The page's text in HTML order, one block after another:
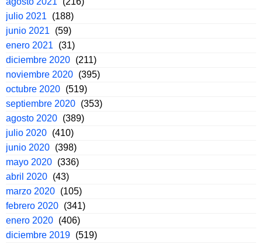
julio 2021
(188)
junio 2021
(59)
enero 2021
(31)
diciembre 2020 (211)
noviembre 2020 (395)
octubre 2020 (519)
septiembre 2020 (353)
agosto 2020 (389)
julio 2020 (410)
junio 2020 (398)
mayo 2020 (336)
abril 2020 (43)
marzo 2020 (105)
febrero 2020 (341)
enero 2020 (406)
diciembre 2019 (519)